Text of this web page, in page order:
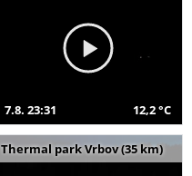
7.8. 23:31 12,2 °C
Thermal park Vrbov (35 km)